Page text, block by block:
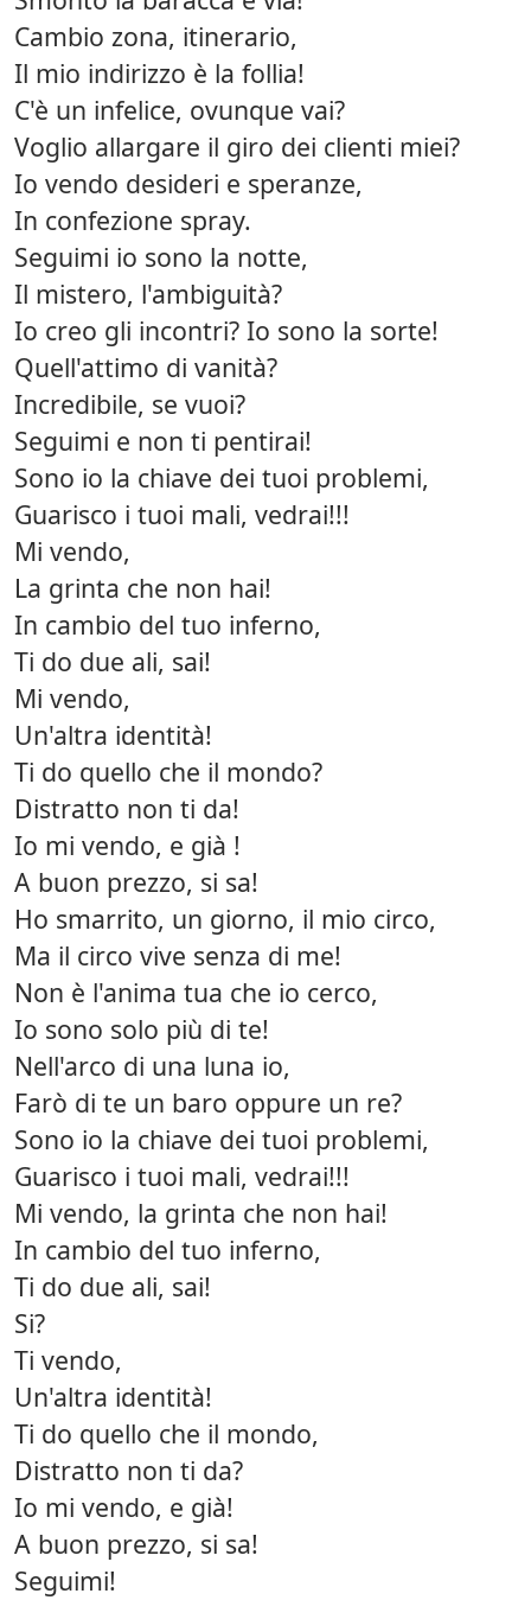
Cambio zona, itinerario,
Il mio indirizzo è la follia!
C'è un infelice, ovunque vai?
Voglio allargare il giro dei clienti miei?
Io vendo desideri e speranze,
In confezione spray.
Seguimi io sono la notte,
Il mistero, l'ambiguità?
Io creo gli incontri? Io sono la sorte!
Quell'attimo di vanità?
Incredibile, se vuoi?
Seguimi e non ti pentirai!
Sono io la chiave dei tuoi problemi,
Guarisco i tuoi mali, vedrai!!!
Mi vendo,
La grinta che non hai!
In cambio del tuo inferno,
Ti do due ali, sai!
Mi vendo,
Un'altra identità!
Ti do quello che il mondo?
Distratto non ti da!
Io mi vendo, e già !
A buon prezzo, si sa!
Ho smarrito, un giorno, il mio circo,
Ma il circo vive senza di me!
Non è l'anima tua che io cerco,
Io sono solo più di te!
Nell'arco di una luna io,
Farò di te un baro oppure un re?
Sono io la chiave dei tuoi problemi,
Guarisco i tuoi mali, vedrai!!!
Mi vendo, la grinta che non hai!
In cambio del tuo inferno,
Ti do due ali, sai!
Si?
Ti vendo,
Un'altra identità!
Ti do quello che il mondo,
Distratto non ti da?
Io mi vendo, e già!
A buon prezzo, si sa!
Seguimi!